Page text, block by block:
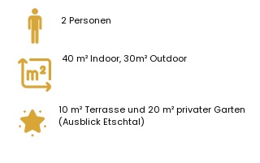
2 Personen
40 m² Indoor, 30m² Outdoor
10 m² Terrasse und 20 m² privater Garten
(Ausblick Etschtal)